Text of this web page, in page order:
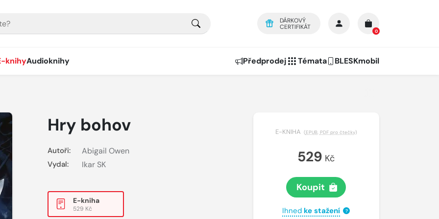
DÁRKOVÝ
CERTIFIKÁT
0
knihyAudioknihy Předprodej Témata BLESKmobil
Hry bohov
Autoři: Abigail Owen
Vydal: Ikar SK
E-kniha
529 Kč
E-KNIHA (EPUB, PDF pro čtečky)
529 Kč
Koupit
Ihned ke stažení ?